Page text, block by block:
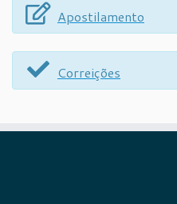
Apostilamento
Correições